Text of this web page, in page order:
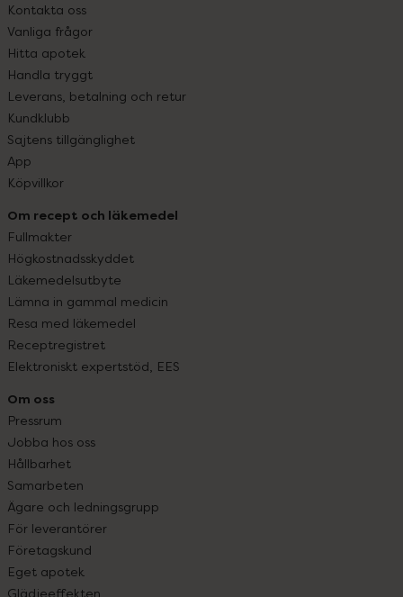
Kontakta oss
Vanliga frågor
Hitta apotek
Handla tryggt
Leverans, betalning och retur
Kundklubb
Sajtens tillgänglighet
App
Köpvillkor
Om recept och läkemedel
Fullmakter
Högkostnadsskyddet
Läkemedelsutbyte
Lämna in gammal medicin
Resa med läkemedel
Receptregistret
Elektroniskt expertstöd, EES
Om oss
Pressrum
Jobba hos oss
Hållbarhet
Samarbeten
Ägare och ledningsgrupp
För leverantörer
Företagskund
Eget apotek
Glädjeeffekten